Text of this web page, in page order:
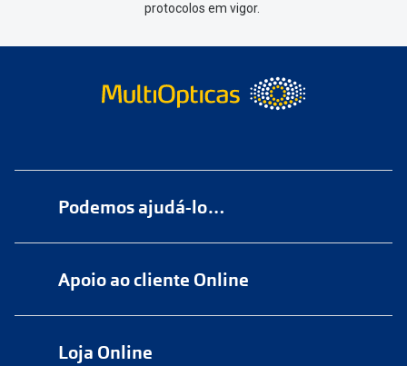
protocolos em vigor.
Podemos ajudá-lo…
Apoio ao cliente Online
Loja Online